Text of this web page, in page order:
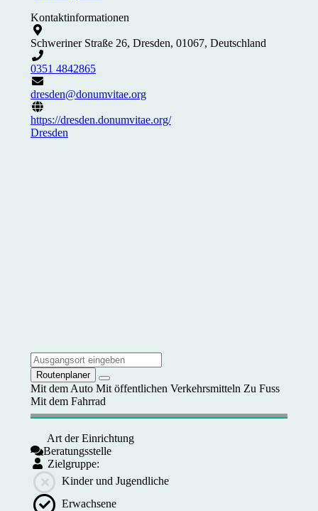
Kontaktinformationen
Schweriner Straße 26, Dresden, 01067, Deutschland
0351 4842865
dresden@donumvitae.org
https://dresden.donumvitae.org/
Dresden
Routenplaner
Mit dem Auto Mit öffentlichen Verkehrsmitteln Zu Fuss
Mit dem Fahrrad
Art der Einrichtung
Beratungsstelle
Zielgruppe:
Kinder und Jugendliche
Erwachsene